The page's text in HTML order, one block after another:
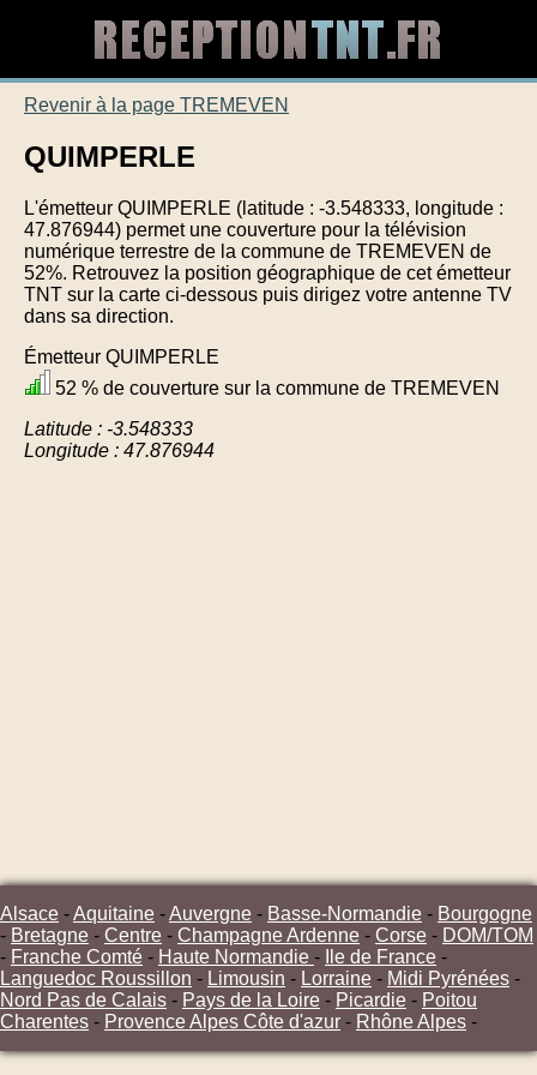
Revenir à la page TREMEVEN
QUIMPERLE
L'émetteur QUIMPERLE (latitude : -3.548333, longitude :
47.876944) permet une couverture pour la télévision
numérique terrestre de la commune de TREMEVEN de
52%. Retrouvez la position géographique de cet émetteur
TNT sur la carte ci-dessous puis dirigez votre antenne TV
dans sa direction.
Émetteur QUIMPERLE
52 % de couverture sur la commune de TREMEVEN
Latitude : -3.548333
Longitude : 47.876944
Alsace -Aquitaine -Auvergne - Basse-Normandie - Bourgogne
- Bretagne - Centre - Champagne Ardenne - Corse - DOM/TOM
- Franche Comté - Haute Normandie - Ile de France -
Languedoc Roussillon - Limousin - Lorraine - Midi Pyrénées -
Nord Pas de Calais - Pays de la Loire - Picardie - Poitou
Charentes - Provence Alpes Côte d'azur - Rhône Alpes -